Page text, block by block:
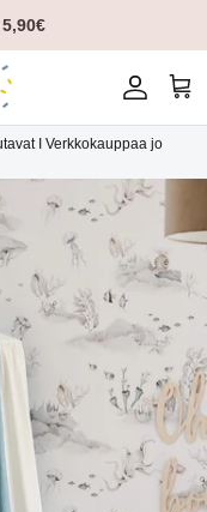
Tili
I Verkkokauppaa jo